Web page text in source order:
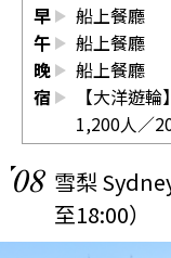
早
船上餐廳
午
船上餐廳
晚
船上餐廳
宿
【大洋遊
1,200人／
08 雪梨
至18:00）